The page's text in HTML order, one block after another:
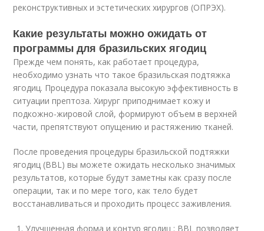
реконструктивных и эстетических хирургов (ОПРЭХ).
Какие результаты можно ожидать от
программы для бразильских ягодиц
Прежде чем понять, как работает процедура,
необходимо узнать что такое бразильская подтяжка
ягодиц. Процедура показала высокую эффективность в
ситуации прептоза. Хирург приподнимает кожу и
подкожно-жировой слой, формируют объем в верхней
части, препятствуют опущению и растяжению тканей.
После проведения процедуры бразильской подтяжки
ягодиц (BBL) вы можете ожидать несколько значимых
результатов, которые будут заметны как сразу после
операции, так и по мере того, как тело будет
восстанавливаться и проходить процесс заживления.
Улучшенная форма и контур ягодиц : BBL позволяет